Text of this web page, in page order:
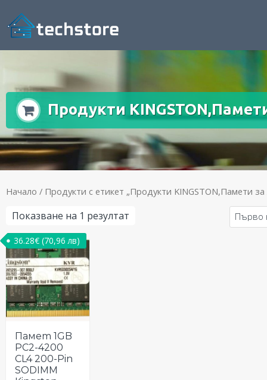
Продукти
Начало / Продукти с етикет „Продукти KINGSTON,Памети за
Показване на 1 резултат
Памет 1GB
PC2-4200
CL4 200-Pin
SODIMM
36.28€ (70,96 лв)